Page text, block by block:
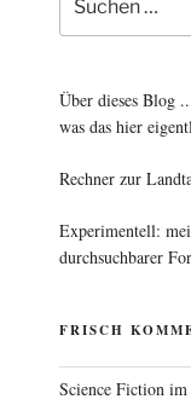
nach:
Über dieses Blog
was das hier
Rechner zur
Experimentell:
durchsuchbarer
FRISCH
Science Fiction